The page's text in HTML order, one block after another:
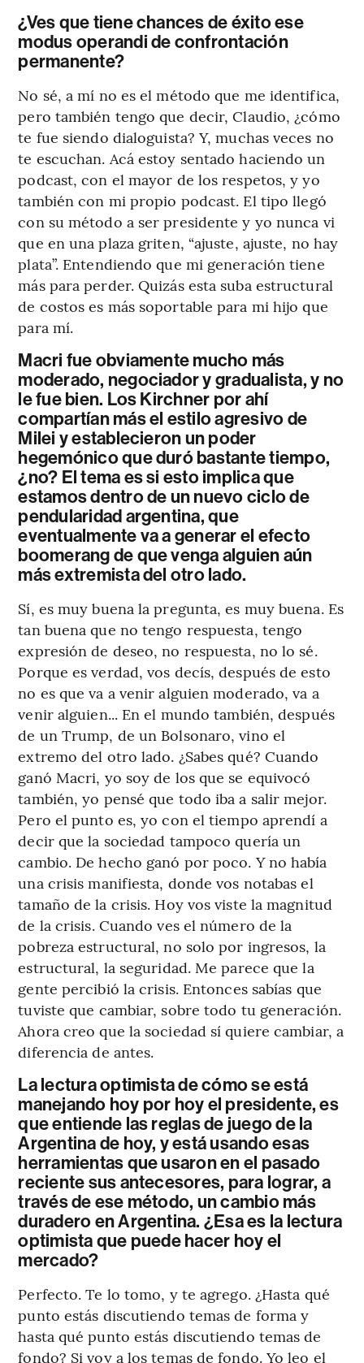
¿Ves que tiene chances de éxito ese
modus operandi de confrontación
permanente?
No sé, a mí no es el método que me identifica,
pero también tengo que decir, Claudio, ¿cómo
te fue siendo dialoguista? Y, muchas veces no
te escuchan. Acá estoy sentado haciendo un
podcast, con el mayor de los respetos, y yo
también con mi propio podcast. El tipo llegó
con su método a ser presidente y yo nunca vi
que en una plaza griten, “ajuste, ajuste, no hay
plata”. Entendiendo que mi generación tiene
más para perder. Quizás esta suba estructural
de costos es más soportable para mi hijo que
para mí.
Macri fue obviamente mucho más
moderado, negociador y gradualista, y no
le fue bien. Los Kirchner por ahí
compartían más el estilo agresivo de
Milei y establecieron un poder
hegemónico que duró bastante tiempo,
¿no? El tema es si esto implica que
estamos dentro de un nuevo ciclo de
pendularidad argentina, que
eventualmente va a generar el efecto
boomerang de que venga alguien aún
más extremista del otro lado.
Sí, es muy buena la pregunta, es muy buena. Es
tan buena que no tengo respuesta, tengo
expresión de deseo, no respuesta, no lo sé.
Porque es verdad, vos decís, después de esto
no es que va a venir alguien moderado, va a
venir alguien... En el mundo también, después
de un Trump, de un Bolsonaro, vino el
extremo del otro lado. ¿Sabes qué? Cuando
ganó Macri, yo soy de los que se equivocó
también, yo pensé que todo iba a salir mejor.
Pero el punto es, yo con el tiempo aprendí a
decir que la sociedad tampoco quería un
cambio. De hecho ganó por poco. Y no había
una crisis manifiesta, donde vos notabas el
tamaño de la crisis. Hoy vos viste la magnitud
de la crisis. Cuando ves el número de la
pobreza estructural, no solo por ingresos, la
estructural, la seguridad. Me parece que la
gente percibió la crisis. Entonces sabías que
tuviste que cambiar, sobre todo tu generación.
Ahora creo que la sociedad sí quiere cambiar, a
diferencia de antes.
La lectura optimista de cómo se está
manejando hoy por hoy el presidente, es
que entiende las reglas de juego de la
Argentina de hoy, y está usando esas
herramientas que usaron en el pasado
reciente sus antecesores, para lograr, a
través de ese método, un cambio más
duradero en Argentina. ¿Esa es la lectura
optimista que puede hacer hoy el
mercado?
Perfecto. Te lo tomo, y te agrego. ¿Hasta qué
punto estás discutiendo temas de forma y
hasta qué punto estás discutiendo temas de
fondo? Si voy a los temas de fondo. Yo leo el